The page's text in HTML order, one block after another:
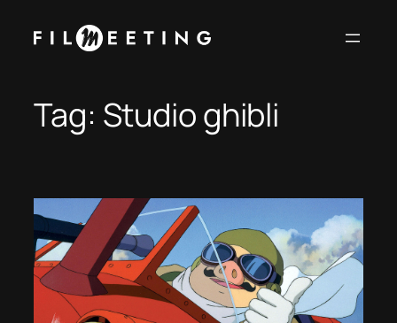
Tag: Studio ghibli